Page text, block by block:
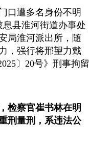
口遭多名身份不明
县淮河街道办事处
局淮河派出所，随
，强行将邢望力戴
〕20号》刑事拘留
检察官崔书林在明
刑量刑，系违法公